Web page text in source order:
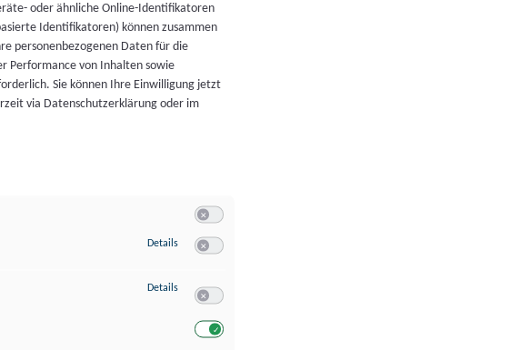
oder ähnliche Online-Identifikatoren
Identifikatoren) können zusammen
personenbezogenen Daten für die
Performance von Inhalten sowie
Sie können Ihre Einwilligung jetzt
via Datenschutzerklärung oder im
Details zu Speichern von oder Zugriff auf Informationen auf einem Endgerät
Details zu Verwendung reduzierter Daten zur Auswahl von Werbeanzeigen